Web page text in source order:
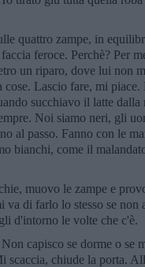
quattro zampe, in
feroce. Perchè? Per
un riparo, dove lui non
Lascio fare, mi piace.
succhiavo il latte dalla
Noi siamo neri, gli
al passo. Fanno con le
bianchi, come il
muovo le zampe e
va di farlo lo stesso se non
d'intorno le volte che c'è.
capisco se dorme o se
chiude la porta.